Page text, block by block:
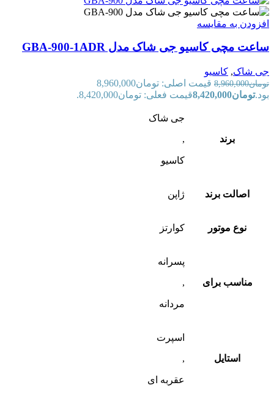
افزودن به مقایسه
ساعت مچی کاسیو جی شاک مدل GBA-900-1ADR
جی شاک, کاسیو
تومان8,960,000
قیمت اصلی: تومان8,960,000
بود.تومان8,420,000قیمت فعلی: تومان8,420,000.
برند
جی شاک
,
کاسیو
اصالت برند ژاپن
نوع موتور کوارتز
مناسب برای
پسرانه
,
مردانه
استایل
اسپرت
,
عقربه ای